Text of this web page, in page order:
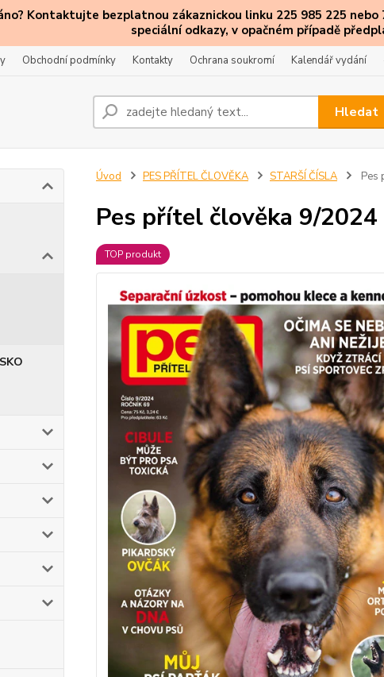
Kontaktujte bezplatnou zákaznickou linku 225 985 225
speciální odkazy, v opačném případě
Obchodní podmínky Kontakty Ochrana soukromí Kalendář vydání
Hledat
Úvod PES PŘÍTEL ČLOVĚKA STARŠÍ ČÍSLA Pes
Pes přítel člověka 9/2024
TOP produkt